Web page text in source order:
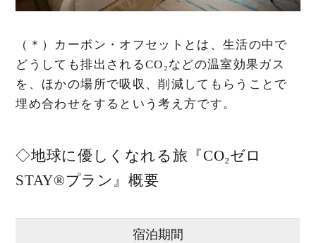
（＊）カーボン・オフセットとは、生活の中で
どうしても排出されるCO₂などの温室効果ガス
を、ほかの場所で吸収、削減してもらうことで
埋め合わせをするという考え方です。
◇地球に優しくなれる旅『CO₂ゼロ
STAY®プラン』概要
宿泊期間